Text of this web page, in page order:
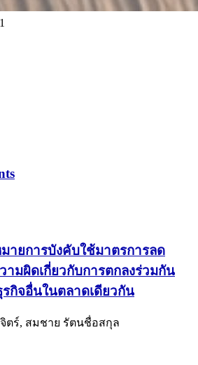
ายการบังคับใช้มาตรการลด
มผิดเกี่ยวกับการตกลงร่วมกัน
กิจอื่นในตลาดเดียวกัน
ตร์, สมชาย รัตนชื่อสกุล